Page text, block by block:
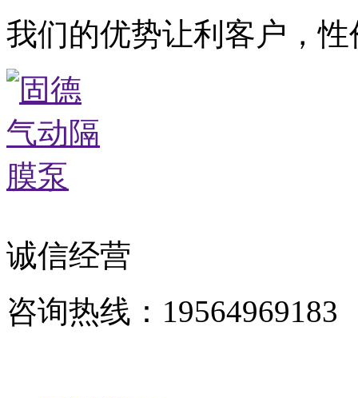
我们的优势让利客户，
诚信经营
咨询热线：19564969183